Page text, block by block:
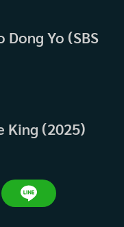
Dong Yo (SBS
King (2025)